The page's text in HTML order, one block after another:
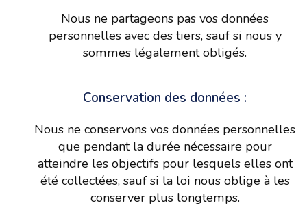
Nous ne partageons pas vos données
personnelles avec des tiers, sauf si nous y
sommes légalement obligés.
Conservation des données :
Nous ne conservons vos données personnelles
que pendant la durée nécessaire pour
atteindre les objectifs pour lesquels elles ont
été collectées, sauf si la loi nous oblige à les
conserver plus longtemps.